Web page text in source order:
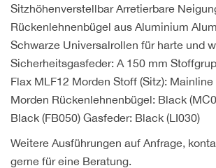
Sitzhöhenverstellbar Arretierbare
Rückenlehnenbügel aus Aluminium
Schwarze Universalrollen für harte und
Sicherheitsgasfeder: A 150 mm
Flax MLF12 Morden Stoff (Sitz): Mainline
Morden Rückenlehnenbügel: Black
Black (FB050) Gasfeder: Black (LI030)
Weitere Ausführungen auf Anfrage,
gerne für eine Beratung.